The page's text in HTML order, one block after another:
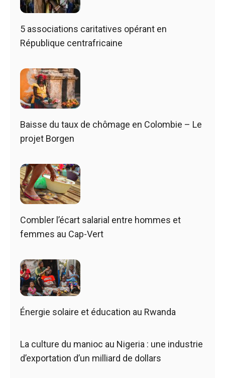
5 associations caritatives opérant en
République centrafricaine
Baisse du taux de chômage en Colombie – Le
projet Borgen
Combler l’écart salarial entre hommes et
femmes au Cap-Vert
Énergie solaire et éducation au Rwanda
La culture du manioc au Nigeria : une industrie
d’exportation d’un milliard de dollars